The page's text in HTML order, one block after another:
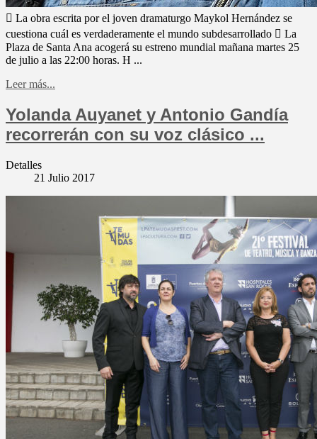
 La obra escrita por el joven dramaturgo Maykol Hernández se
cuestiona cuál es verdaderamente el mundo subdesarrollado  La
Plaza de Santa Ana acogerá su estreno mundial mañana martes 25
de julio a las 22:00 horas. H ...
Leer más...
Yolanda Auyanet y Antonio Gandía
recorrerán con su voz clásico ...
Detalles
21 Julio 2017